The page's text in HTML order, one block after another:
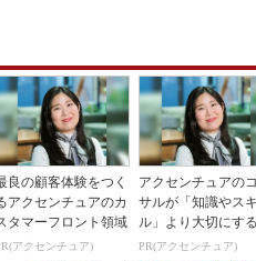
良の顧客体験をつく
アクセンチュアのカ
タマーフロント領域
アクセンチュア)
アクセンチュアの
サルが「知識やスキ
ル」より大切にす
点
PR(アクセンチュア)